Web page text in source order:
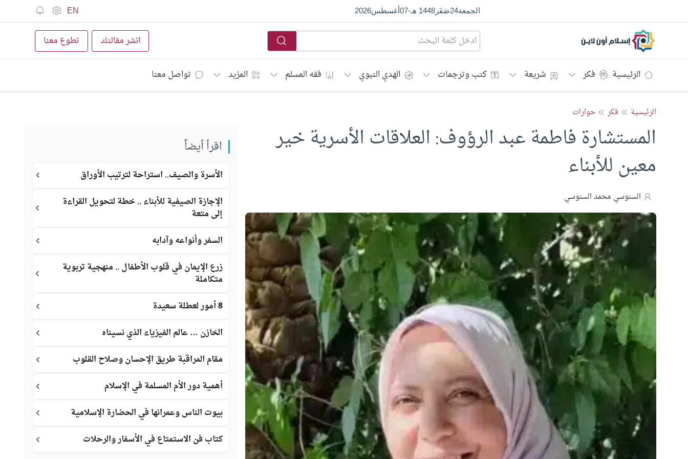
الجمعة24صَفَر1448 هـ -
07أغسطس2026
EN
إسلام أون لاين انشر مقالتك تطوع معنا
الرئيسية فكر شريعة كتب وترجمات الهدي النبوي فقه المسلم المزيد تواصل معنا
الرئيسية فكر حوارات
المستشارة فاطمة عبد الرؤوف: العلاقات الأسرية خير
معين للأبناء
السنوسي محمد السنوسي
اقرأ أيضاً
الأسرة والصيف.. استراحة لترتيب الأوراق
الإجازة الصيفية للأبناء .. خطة لتحويل القراءة
إلى متعة
السفر وأنواعه وآدابه
زرع الإيمان في قلوب الأطفال .. منهجية تربوية
متكاملة
8 أمور لعطلة سعيدة
الخازن … عالم الفيزياء الذي نسيناه
مقام المراقبة طريق الإحسان وصلاح القلوب
أهمية دور الأم المسلمة في الإسلام
بيوت الناس وعمرانها في الحضارة الإسلامية
كتاب فن الاستمتاع في الأسفار والرحلات